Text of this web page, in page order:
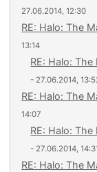
27.06.2014, 12:30
RE: Halo: The
13:14
RE: Halo:
- 27.06.2014,
RE: Halo: The
14:07
RE: Halo:
- 27.06.2014,
RE: Halo: The